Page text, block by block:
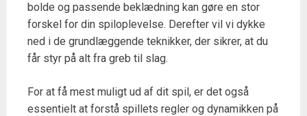
bolde og passende beklædning kan gøre en stor
forskel for din spiloplevelse. Derefter vil vi dykke
ned i de grundlæggende teknikker, der sikrer, at du
får styr på alt fra greb til slag.
For at få mest muligt ud af dit spil, er det også
essentielt at forstå spillets regler og dynamikken på